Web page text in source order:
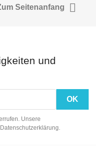
Seitenanfang 
und
Unsere